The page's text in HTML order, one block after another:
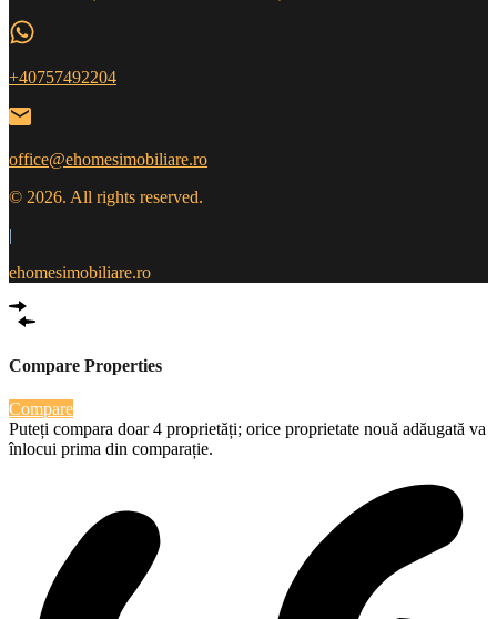
+40757492204
office@ehomesimobiliare.ro
© 2026. All rights reserved.
|
ehomesimobiliare.ro
Compare Properties
Compare
Puteți compara doar 4 proprietăți; orice proprietate nouă adăugată va
înlocui prima din comparație.